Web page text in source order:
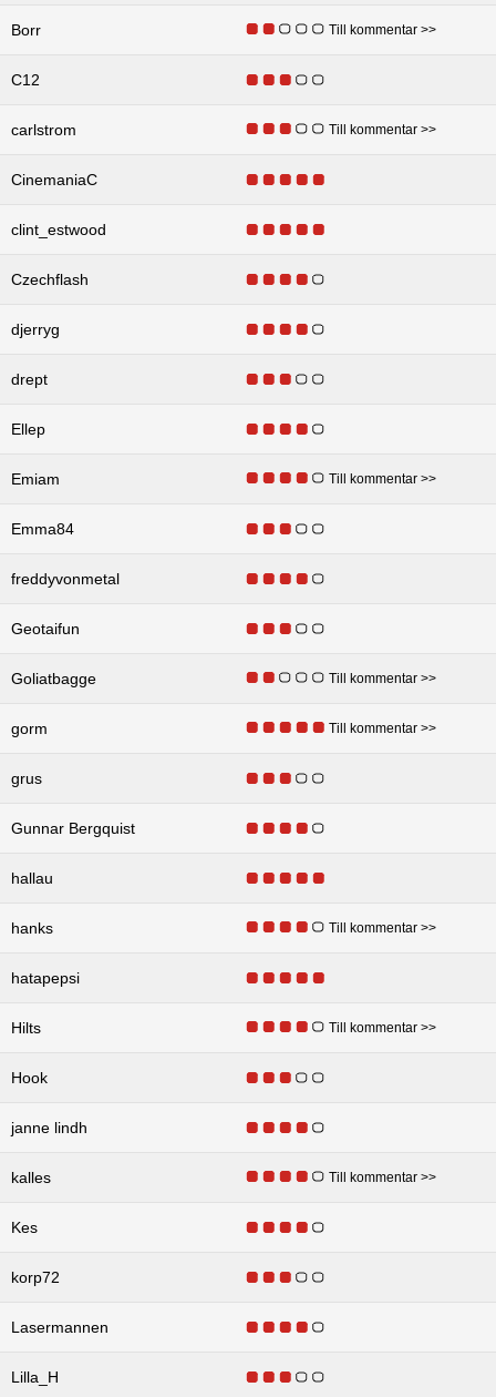
Borr Till kommentar >>
C12
carlstrom Till kommentar >>
CinemaniaC
clint_estwood
Czechflash
djerryg
drept
Ellep
Emiam Till kommentar >>
Emma84
freddyvonmetal
Geotaifun
Goliatbagge Till kommentar >>
gorm Till kommentar >>
grus
Gunnar Bergquist
hallau
hanks Till kommentar >>
hatapepsi
Hilts Till kommentar >>
Hook
janne lindh
kalles Till kommentar >>
Kes
korp72
Lasermannen
Lilla_H